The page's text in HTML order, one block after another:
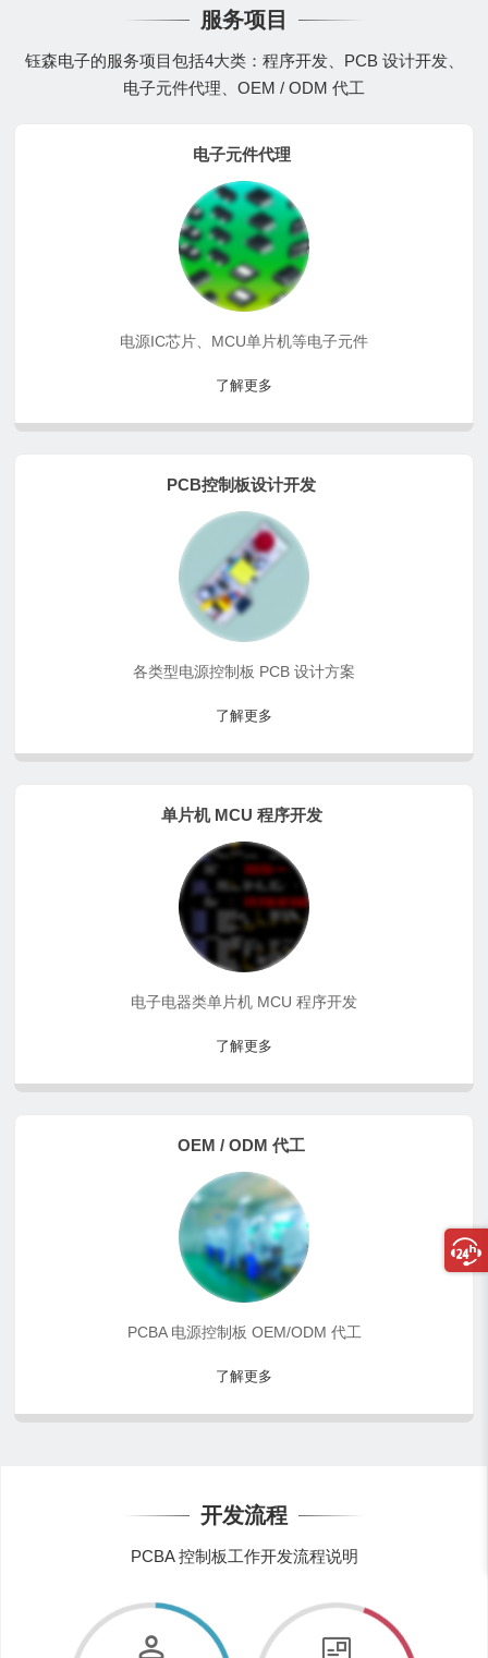
服务项目
钰森电子的服务项目包括4大类：程序开发、PCB 设计开发、
电子元件代理、OEM / ODM 代工
电子元件代理
电源IC芯片、MCU单片机等电子元件
了解更多
PCB控制板设计开发
各类型电源控制板 PCB 设计方案
了解更多
单片机 MCU 程序开发
电子电器类单片机 MCU 程序开发
了解更多
OEM / ODM 代工
PCBA 电源控制板 OEM/ODM 代工
了解更多
开发流程
PCBA 控制板工作开发流程说明